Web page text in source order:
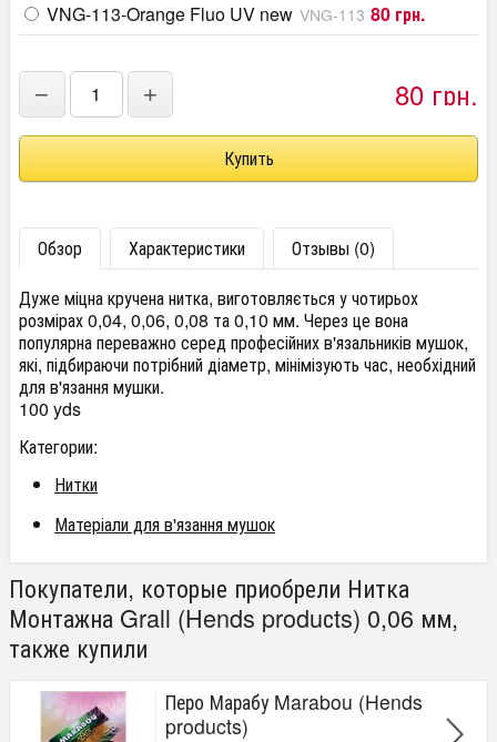
VNG-113-Orange Fluo UV new VNG-113 80 грн.
− + 80 грн.
Обзор Характеристики
Отзывы (0)
Дуже міцна кручена нитка, виготовляється у чотирьох
розмірах 0,04, 0,06, 0,08 та 0,10 мм. Через це вона
популярна переважно серед професійних в'язальників мушок,
які, підбираючи потрібний діаметр, мінімізують час, необхідний
для в'язання мушки.
100 yds
Категории:
Нитки
Матеріали для в'язання мушок
Покупатели, которые приобрели Нитка
Монтажна Grall (Hends produсts) 0,06 мм,
также купили
Перо Марабу Marabou (Hends
products)